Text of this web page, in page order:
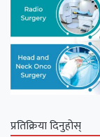
प्रतिक्रिया दिनुहोस्